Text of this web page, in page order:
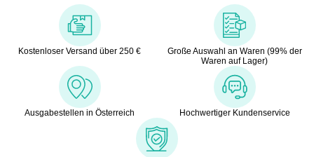
Kostenloser Versand über 250 €
Große Auswahl an Waren (99% der
Waren auf Lager)
Ausgabestellen in Österreich Hochwertiger Kundenservice